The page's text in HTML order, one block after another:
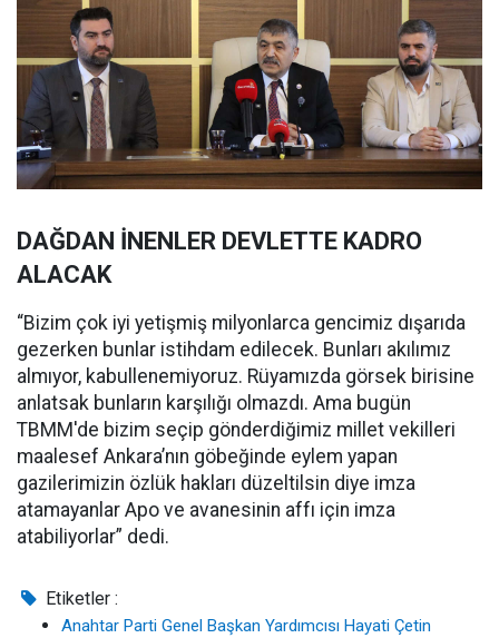
DAĞDAN İNENLER DEVLETTE KADRO
ALACAK
“Bizim çok iyi yetişmiş milyonlarca gencimiz dışarıda
gezerken bunlar istihdam edilecek. Bunları akılımız
almıyor, kabullenemiyoruz. Rüyamızda görsek birisine
anlatsak bunların karşılığı olmazdı. Ama bugün
TBMM'de bizim seçip gönderdiğimiz millet vekilleri
maalesef Ankara’nın göbeğinde eylem yapan
gazilerimizin özlük hakları düzeltilsin diye imza
atamayanlar Apo ve avanesinin affı için imza
atabiliyorlar” dedi.
Etiketler :
Anahtar Parti Genel Başkan Yardımcısı Hayati Çetin